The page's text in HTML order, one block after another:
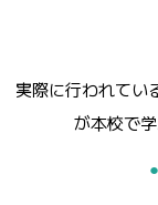
実際に行われてい
が本校で